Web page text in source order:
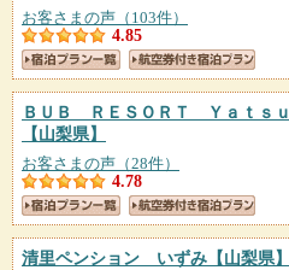
お客さまの声（103件）
4.85
ＢＵＢ ＲＥＳＯＲＴ Ｙａｔｓｕ
【山梨県】
お客さまの声（28件）
4.78
清里ペンション いずみ 【山梨県】